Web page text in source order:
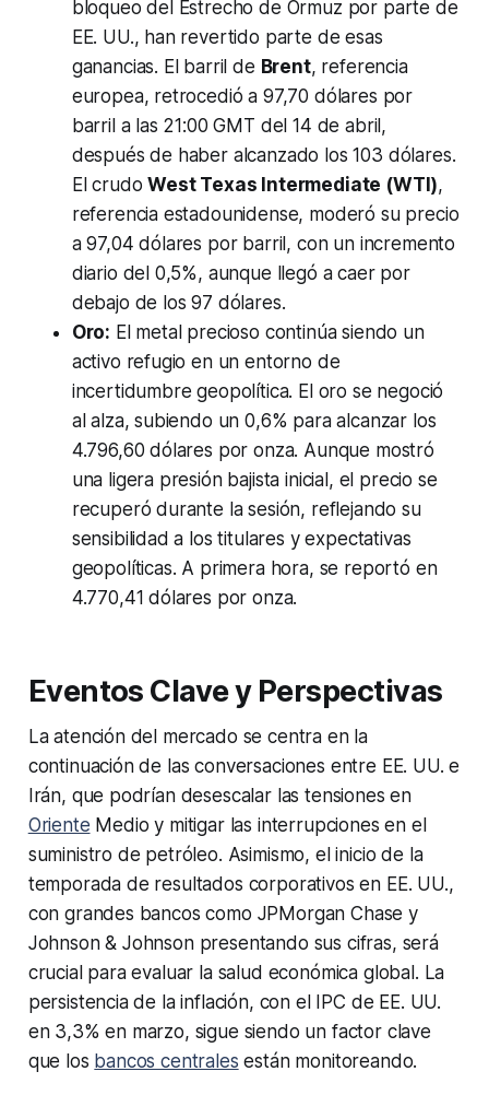
bloqueo del Estrecho de Ormuz por parte de
EE. UU., han revertido parte de esas
ganancias. El barril de Brent, referencia
europea, retrocedió a 97,70 dólares por
barril a las 21:00 GMT del 14 de abril,
después de haber alcanzado los 103 dólares.
El crudoWest Texas Intermediate (WTI),
referencia estadounidense, moderó su precio
a 97,04 dólares por barril, con un incremento
diario del 0,5%, aunque llegó a caer por
debajo de los 97 dólares.
Oro: El metal precioso continúa siendo un
activo refugio en un entorno de
incertidumbre geopolítica. El oro se negoció
al alza, subiendo un 0,6% para alcanzar los
4.796,60 dólares por onza. Aunque mostró
una ligera presión bajista inicial, el precio se
recuperó durante la sesión, reflejando su
sensibilidad a los titulares y expectativas
geopolíticas. A primera hora, se reportó en
4.770,41 dólares por onza.
Eventos Clave y Perspectivas
La atención del mercado se centra en la
continuación de las conversaciones entre EE. UU. e
Irán, que podrían desescalar las tensiones en
Oriente Medio y mitigar las interrupciones en el
suministro de petróleo. Asimismo, el inicio de la
temporada de resultados corporativos en EE. UU.,
con grandes bancos como JPMorgan Chase y
Johnson & Johnson presentando sus cifras, será
crucial para evaluar la salud económica global. La
persistencia de la inflación, con el IPC de EE. UU.
en 3,3% en marzo, sigue siendo un factor clave
que los bancos centrales están monitoreando.